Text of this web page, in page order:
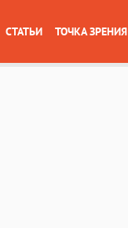
СТАТЬИ ТОЧКА ЗРЕНИЯ